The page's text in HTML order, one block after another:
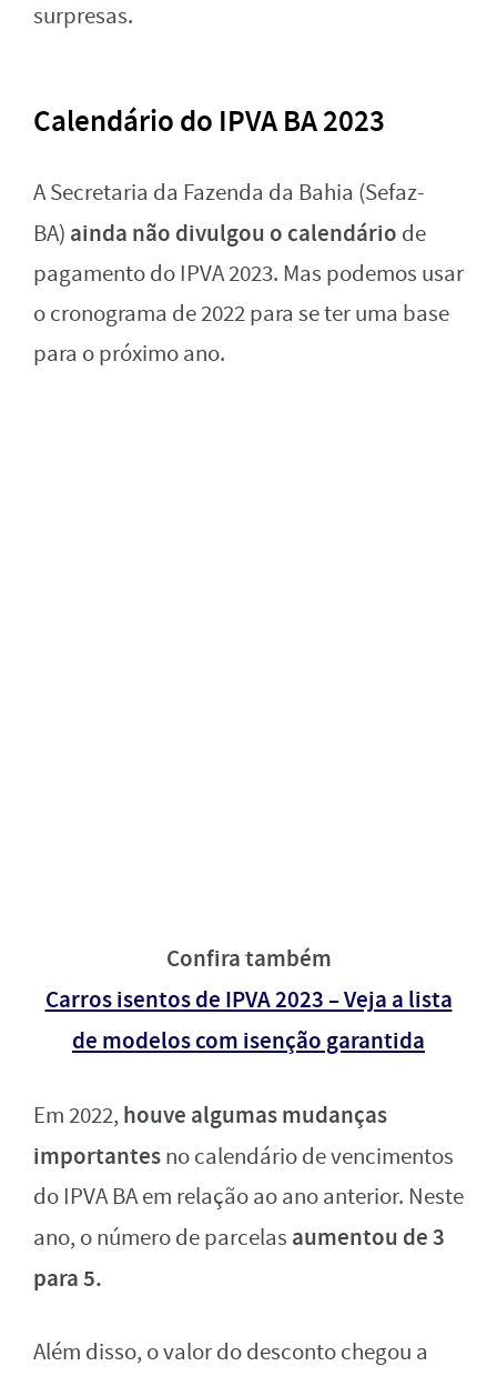
surpresas.
Calendário do IPVA BA 2023
A Secretaria da Fazenda da Bahia (Sefaz-
BA) ainda não divulgou o calendário de
pagamento do IPVA 2023. Mas podemos usar
o cronograma de 2022 para se ter uma base
para o próximo ano.
Confira também
Carros isentos de IPVA 2023 – Veja a lista
de modelos com isenção garantida
Em 2022, houve algumas mudanças
importantesno calendário de vencimentos
do IPVA BA em relação ao ano anterior. Neste
ano, o número de parcelas aumentou de 3
para 5.
Além disso, o valor do desconto chegou a